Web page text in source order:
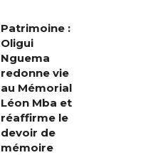
Patrimoine :
Oligui
Nguema
redonne vie
au Mémorial
Léon Mba et
réaffirme le
devoir de
mémoire